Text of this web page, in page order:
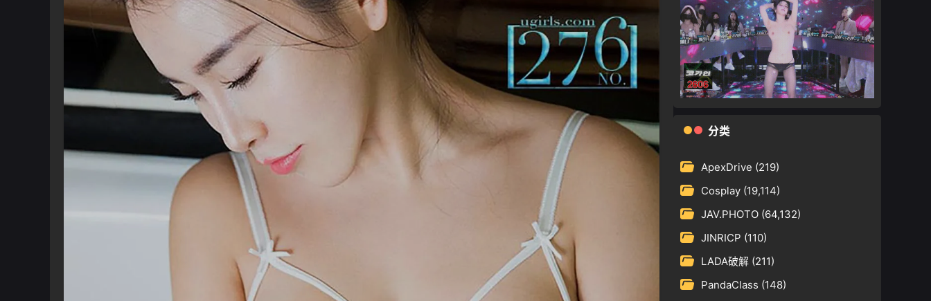
分类
ApexDrive (219)
Cosplay (19,114)
JAV.PHOTO (64,132)
JINRICP (110)
LADA破解 (211)
PandaClass (148)